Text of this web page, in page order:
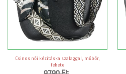
Csinos női kézitáska szalaggal, műbőr,
fekete